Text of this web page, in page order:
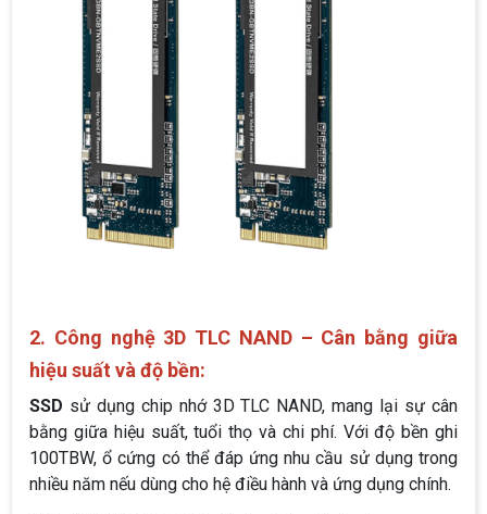
2. Công nghệ 3D TLC NAND – Cân bằng giữa
hiệu suất và độ bền:
SSD sử dụng chip nhớ 3D TLC NAND, mang lại sự cân
bằng giữa hiệu suất, tuổi thọ và chi phí. Với độ bền ghi
100TBW, ổ cứng có thể đáp ứng nhu cầu sử dụng trong
nhiều năm nếu dùng cho hệ điều hành và ứng dụng chính.